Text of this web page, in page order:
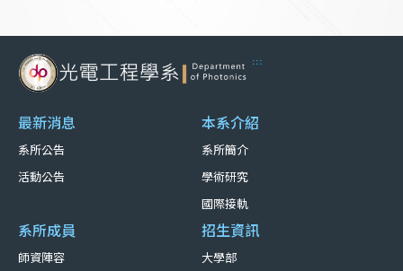
:::
最新消息
系所公告
活動公告
本系介紹
系所簡介
學術研究
國際接軌
系所成員
師資陣容
招生資訊
大學部